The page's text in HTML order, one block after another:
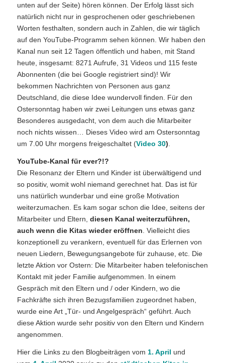
unten auf der Seite) hören können. Der Erfolg lässt sich
natürlich nicht nur in gesprochenen oder geschriebenen
Worten festhalten, sondern auch in Zahlen, die wir täglich
auf den YouTube-Programm sehen können. Wir haben den
Kanal nun seit 12 Tagen öffentlich und haben, mit Stand
heute, insgesamt: 8271 Aufrufe, 31 Videos und 115 feste
Abonnenten (die bei Google registriert sind)! Wir
bekommen Nachrichten von Personen aus ganz
Deutschland, die diese Idee wundervoll finden. Für den
Ostersonntag haben wir zwei Leitungen uns etwas ganz
Besonderes ausgedacht, von dem auch die Mitarbeiter
noch nichts wissen… Dieses Video wird am Ostersonntag
um 7.00 Uhr morgens freigeschaltet (Video 30)
YouTube-Kanal für ever?!?
Die Resonanz der Eltern und Kinder ist überwältigend und
so positiv, womit wohl niemand gerechnet hat. Das ist für
uns natürlich wunderbar und eine große Motivation
weiterzumachen. Es kam sogar schon die Idee, seitens der
Mitarbeiter und Eltern, diesen Kanal weiterzuführen,
auch wenn die Kitas wieder eröffnen . Vielleicht dies
konzeptionell zu verankern, eventuell für das Erlernen von
neuen Liedern, Bewegungsangebote für zuhause, etc. Die
letzte Aktion vor Ostern: Die Mitarbeiter haben telefonischen
Kontakt mit jeder Familie aufgenommen. In einem
Gespräch mit den Eltern und / oder Kindern, wo die
Fachkräfte sich ihren Bezugsfamilien zugeordnet haben,
wurde eine Art „Tür- und Angelgespräch“ geführt. Auch
diese Aktion wurde sehr positiv von den Eltern und Kindern
angenommen.
Hier die Links zu den Blogbeiträgen vom 1. April und